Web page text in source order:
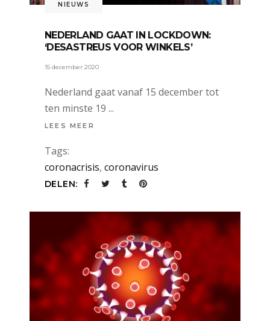
NIEUWS
NEDERLAND GAAT IN LOCKDOWN:
‘DESASTREUS VOOR WINKELS’
15 december 2020
Nederland gaat vanaf 15 december tot
ten minste 19
LEES MEER
Tags:
coronacrisis, coronavirus
DELEN: